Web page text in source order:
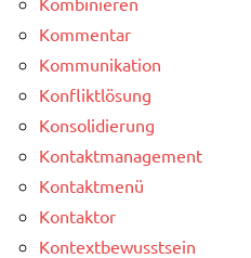
Kommentar
Kommunikation
Konfliktlösung
Konsolidierung
Kontaktmanagement
Kontaktmenü
Kontaktor
Kontextbewusstsein